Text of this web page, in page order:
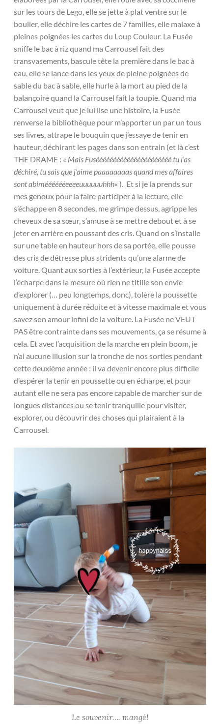
sur les tours de Lego, elle se jette à plat ventre sur le
boulier, elle déchire les cartes de 7 familles, elle malaxe à
pleines poignées les cartes du Loup Couleur. La Fusée
sniffe le bac à riz quand ma Carrousel fait des
transvasements, bascule tête la première dans le bac à
eau, elle se lance dans les yeux de pleine poignées de
sable du bac à sable, elle hurle à la mort au pied de la
balançoire quand la Carrousel fait la toupie. Quand ma
Carrousel veut que je lui lise une histoire, la Fusée
renverse la bibliothèque pour m’apporter un par un tous
ses livres, attrape le bouquin que j’essaye de tenir en
hauteur, déchirant les pages dans son entrain (et là c’est
THE DRAME : « Mais Fuséééééééééééééééééééééé tu l’as
déchiré, tu sais que j’aime paaaaaaaas quand mes affaires
sont abimééééééeeeeuuuuuuhhh« ). Et si je la prends sur
mes genoux pour la faire participer à la lecture, elle
s’échappe en 8 secondes, me grimpe dessus, agrippe les
cheveux de sa sœur, s’amuse à se mettre debout et à se
jeter en arrière en poussant des cris. Quand on s’installe
sur une table en hauteur hors de sa portée, elle pousse
des cris de détresse plus stridents qu’une alarme de
voiture. Quant aux sorties à l’extérieur, la Fusée accepte
l’écharpe dans la mesure où rien ne titille son envie
d’explorer (… peu longtemps, donc), tolère la poussette
uniquement à durée réduite et à vitesse maximale et vous
savez son amour infini de la voiture. La Fusée ne VEUT
PAS être contrainte dans ses mouvements, ça se résume à
cela. Et avec l’acquisition de la marche en plein boom, je
n’ai aucune illusion sur la tronche de nos sorties pendant
cette deuxième année : il va devenir encore plus difficile
d’espérer la tenir en poussette ou en écharpe, et pour
autant elle ne sera pas encore capable de marcher sur de
longues distances ou se tenir tranquille pour visiter,
explorer, ou découvrir des choses qui plairaient à la
Carrousel.
Le souvenir…. mangé!